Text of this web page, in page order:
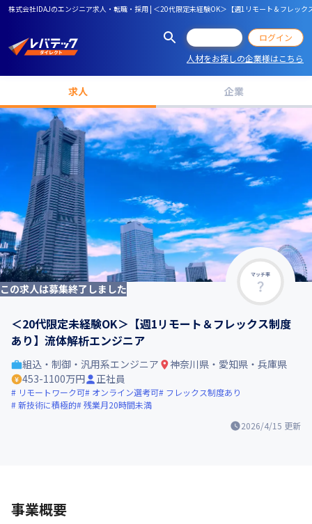
株式会社IDAJのエンジニア求人・転職・採用 | ＜20代限定未経験OK＞【週1リモート＆フレック
ログイン
人材をお探しの企業様はこちら
求人 企業
マッチ率
この求人は募集終了しました
＜20代限定未経験OK＞【週1リモート＆フレックス制度
あり】流体解析エンジニア
2026/4/15 更新
組込・制御・汎用系エンジニア
神奈川県・愛知県・兵庫県
453-1100万円
正社員
リモートワーク可 オンライン選考可
フレックス制度あり
新技術に積極的 残業月20時間未満
事業概要